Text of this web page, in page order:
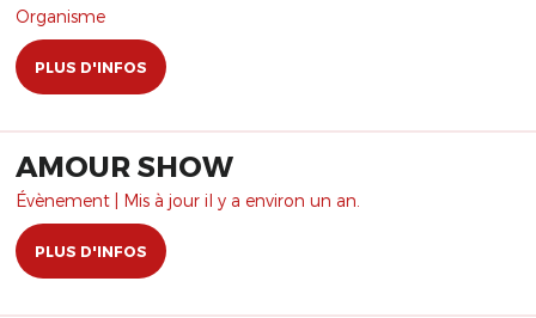
Organisme
PLUS D'INFOS
AMOUR SHOW
Évènement | Mis à jour il y a environ un an.
PLUS D'INFOS